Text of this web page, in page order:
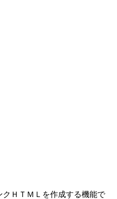
ＨＴＭＬを作成する機能で